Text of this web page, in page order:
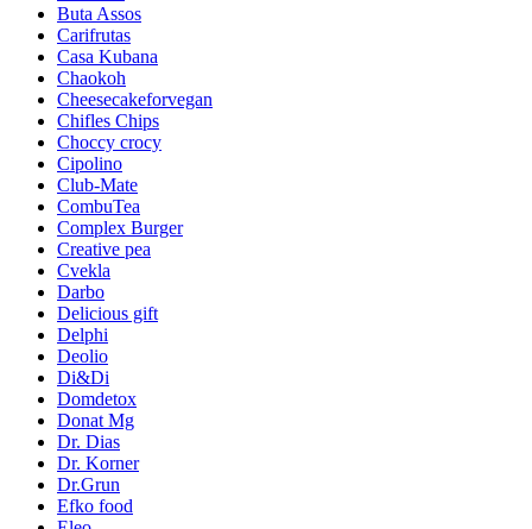
Buta Assos
Carifrutas
Casa Kubana
Chaokoh
Cheesecakeforvegan
Chifles Chips
Choccy crocy
Cipolino
Club-Mate
CombuTea
Complex Burger
Creative pea
Cvekla
Darbo
Delicious gift
Delphi
Deolio
Di&Di
Domdetox
Donat Mg
Dr. Dias
Dr. Korner
Dr.Grun
Efko food